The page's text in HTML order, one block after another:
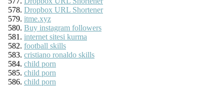
Dropbox URL Shortener
itme.xyz
Buy instagram followers
internet sitesi kurma
football skills
cristiano ronaldo skills
child porn
child porn
child porn